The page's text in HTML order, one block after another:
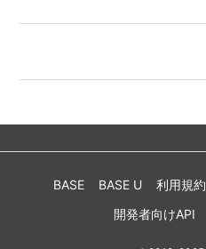
BASE BASE U 利用規約
開発者向けAPI